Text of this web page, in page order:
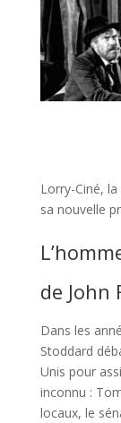
Lorry-Ciné, la
sa nouvelle
de John
Dans les
Stoddard
Unis pour
inconnu :
locaux, le